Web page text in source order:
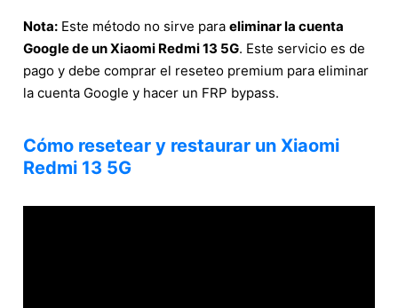
Nota: Este método no sirve para eliminar la cuenta
Google de un Xiaomi Redmi 13 5G. Este servicio es de
pago y debe comprar el reseteo premium para eliminar
la cuenta Google y hacer un FRP bypass.
Cómo resetear y restaurar un Xiaomi
Redmi 13 5G